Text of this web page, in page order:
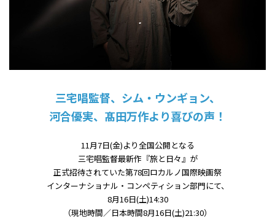
三宅唱監督、シム・ウンギョン、
河合優実、髙田万作より喜びの声！
11月7日(金)より全国公開となる
三宅唱監督最新作『旅と日々』が
正式招待されていた第78回ロカルノ国際映画祭
インターナショナル・コンペティション部門にて、
8月16日(土)14:30
（現地時間／日本時間8月16日(土)21:30）